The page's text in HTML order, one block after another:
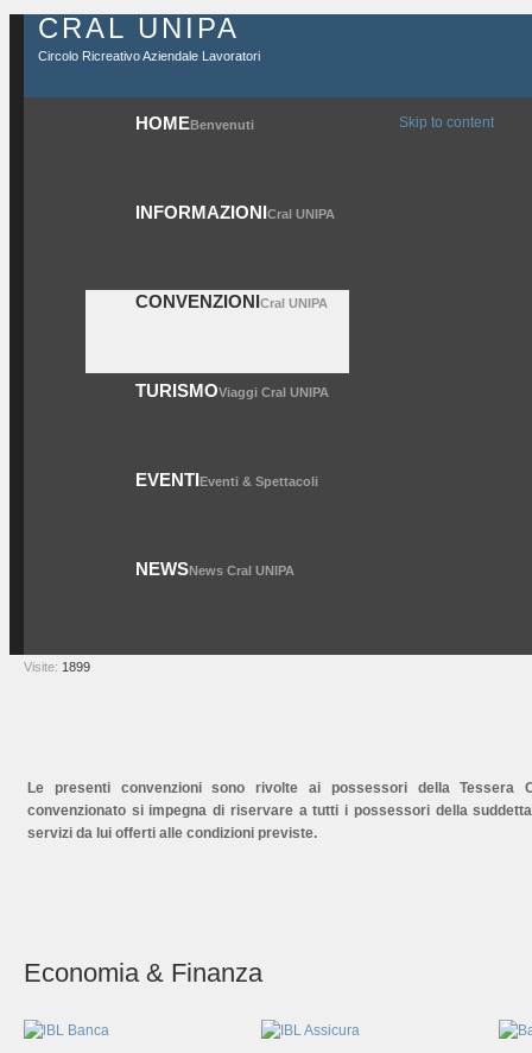
CRAL UNIPA
Circolo Ricreativo Aziendale Lavoratori
HOMEBenvenuti
INFORMAZIONICral UNIPA
CONVENZIONICral UNIPA
TURISMOViaggi Cral UNIPA
EVENTIEventi & Spettacoli
NEWSNews Cral UNIPA
Skip to content
Visite: 1899
Le presenti convenzioni sono rivolte ai possessori della Tessera
convenzionato si impegna di riservare a tutti i possessori della
servizi da lui offerti alle condizioni previste.
Economia & Finanza